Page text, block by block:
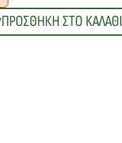
ΠΡΟΣΘΗΚΗ ΣΤΟ ΚΑΛΑΘΙ